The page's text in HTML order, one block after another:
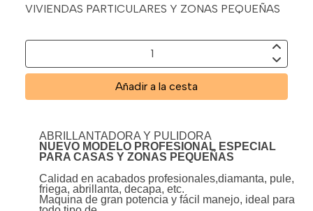
VIVIENDAS PARTICULARES Y ZONAS PEQUEÑAS
Añadir a la cesta
ABRILLANTADORA Y PULIDORA
NUEVO MODELO PROFESIONAL ESPECIAL
PARA CASAS Y ZONAS PEQUEÑAS
Calidad en acabados profesionales,diamanta, pule,
friega, abrillanta, decapa, etc.
Maquina de gran potencia y fácil manejo, ideal para